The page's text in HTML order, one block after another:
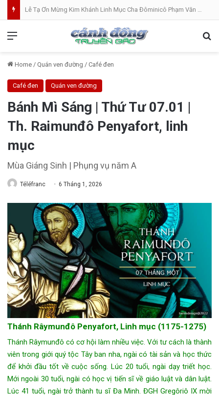
Lễ Tạ Ơn Mừng Kim Khánh Linh Mục Cha Đôminicô Phạm Văn Khâm tại Nhà Thờ Bắc Hòa Giáo Phận Mỹ Tho . 07.08.2026
Home / Quán ven đường / Café đen
Café đen Quán ven đường
Bánh Mì Sáng | Thứ Tư 07.01 |
Th. Raimunđô Penyafort, linh
mục
Mùa Giáng Sinh | Phụng vụ năm A
Téléfranc 6 Tháng 1, 2026
Thánh Râymunđô Penyafort, Linh mục (1175-1275)
Thánh Râymunđô có cơ hội làm nhiều việc. Với tư cách là thành
viên trong giới quý tộc Tây ban nha, ngài có tài sản và học thức
để khởi đầu tốt về cuộc sống. Lúc 20 tuổi, ngài dạy triết học.
Mới ngoài 30 tuổi, ngài có học vị tiến sĩ về giáo luật và dân luật.
Lúc 41 tuổi, ngài trở thành tu sĩ Đa Minh. ĐGH Gregôriô IX mời